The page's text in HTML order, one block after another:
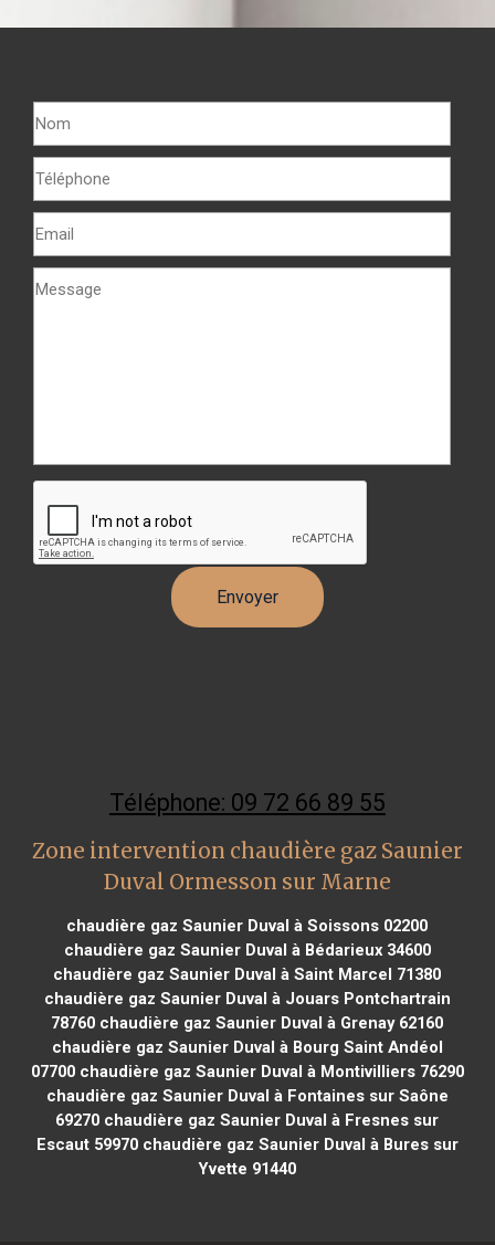
Téléphone: 09 72 66 89 55
Zone intervention chaudière gaz Saunier
Duval Ormesson sur Marne
chaudière gaz Saunier Duval à Soissons 02200
chaudière gaz Saunier Duval à Bédarieux 34600
chaudière gaz Saunier Duval à Saint Marcel 71380
chaudière gaz Saunier Duval à Jouars Pontchartrain
78760 chaudière gaz Saunier Duval à Grenay 62160
chaudière gaz Saunier Duval à Bourg Saint Andéol
07700chaudière gaz Saunier Duval à Montivilliers 76290
chaudière gaz Saunier Duval à Fontaines sur Saône
69270 chaudière gaz Saunier Duval à Fresnes sur
Escaut 59970chaudière gaz Saunier Duval à Bures sur
Yvette 91440